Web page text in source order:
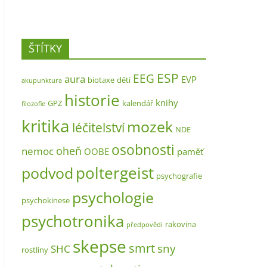
ŠTÍTKY
akupunktura aura biotaxe děti EEG ESP EVP
filozofie GPZ historie kalendář knihy
kritika léčitelství mozek NDE
nemoc oheň OOBE osobnosti paměť
podvod poltergeist psychografie
psychokinese psychologie
psychotronika předpovědi rakovina
rostliny SHC skepse smrtsny